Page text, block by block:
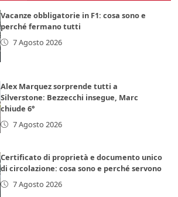
Vacanze obbligatorie in F1: cosa sono e
perché fermano tutti
7 Agosto 2026
Alex Marquez sorprende tutti a
Silverstone: Bezzecchi insegue, Marc
chiude 6°
7 Agosto 2026
Certificato di proprietà e documento unico
di circolazione: cosa sono e perché servono
7 Agosto 2026